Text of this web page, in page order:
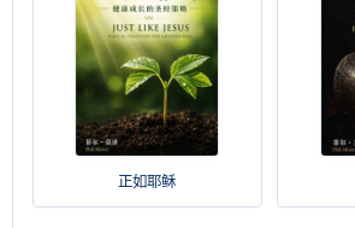
正如耶稣